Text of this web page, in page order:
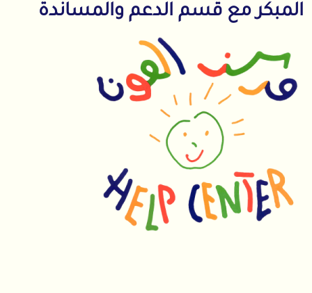
المبكر مع قسم الدعم والمساندة